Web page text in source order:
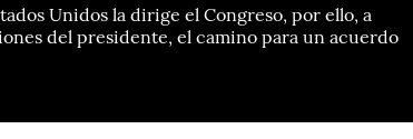
Unidos la dirige el Congreso, por ello, a
del presidente, el camino para un acuerdo